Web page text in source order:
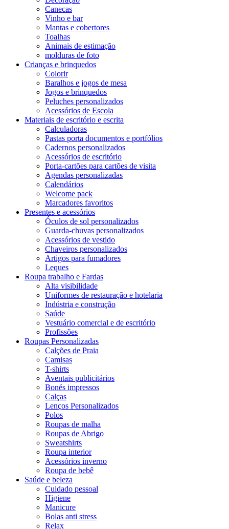
Canecas
Vinho e bar
Mantas e cobertores
Toalhas
Animais de estimação
molduras de foto
Crianças e brinquedos
Colorir
Baralhos e jogos de mesa
Jogos e brinquedos
Peluches personalizados
Acessórios de Escola
Materiais de escritório e escrita
Calculadoras
Pastas porta documentos e portfólios
Cadernos personalizados
Acessórios de escritório
Porta-cartões para cartões de visita
Agendas personalizadas
Calendários
Welcome pack
Marcadores favoritos
Presentes e acessórios
Óculos de sol personalizados
Guarda-chuvas personalizados
Acessórios de vestido
Chaveiros personalizados
Artigos para fumadores
Leques
Roupa trabalho e Fardas
Alta visibilidade
Uniformes de restauração e hotelaria
Indústria e construção
Saúde
Vestuário comercial e de escritório
Profissões
Roupas Personalizadas
Calções de Praia
Camisas
T-shirts
Aventais publicitários
Bonés impressos
Calças
Lenços Personalizados
Polos
Roupas de malha
Roupas de Abrigo
Sweatshirts
Roupa interior
Acessórios inverno
Roupa de bebê
Saúde e beleza
Cuidado pessoal
Higiene
Manicure
Bolas anti stress
Relax